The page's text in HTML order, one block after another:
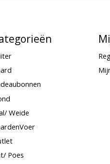
Weide
Poes